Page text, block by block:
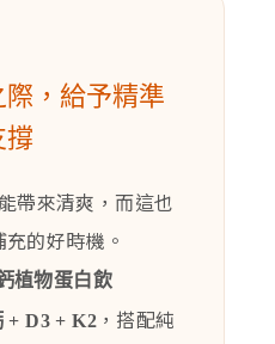
，給予精準
撐
帶來清爽，而這也
的好時機。
植物蛋白飲
+ D3 + K2 ，搭配純